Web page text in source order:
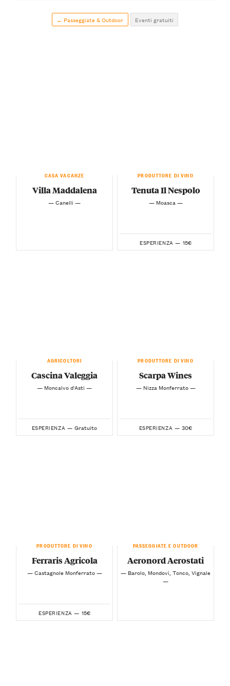
← Passeggiate & Outdoor Eventi gratuiti
CASA VACANZE
Villa Maddalena
— Canelli —
PRODUTTORE DI VINO
Tenuta Il Nespolo
— Moasca —
ESPERIENZA — 15€
AGRICOLTORI
Cascina Valeggia
— Moncalvo d'Asti —
ESPERIENZA — Gratuito
PRODUTTORE DI VINO
Scarpa Wines
— Nizza Monferrato —
ESPERIENZA — 30€
PRODUTTORE DI VINO
Ferraris Agricola
— Castagnole Monferrato —
ESPERIENZA — 15€
PASSEGGIATE E OUTDOOR
Aeronord Aerostati
— Barolo, Mondovì, Tonco, Vignale
—